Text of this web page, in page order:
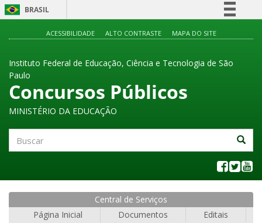
BRASIL
Participe
Legislação
ACESSIBILIDADE ALTO CONTRASTE MAPA DO SITE
Instituto Federal de Educação, Ciência e Tecnologia de São
Paulo
Concursos Públicos
MINISTÉRIO DA EDUCAÇÃO
Central de Serviços
Página Inicial
Documentos
Editais